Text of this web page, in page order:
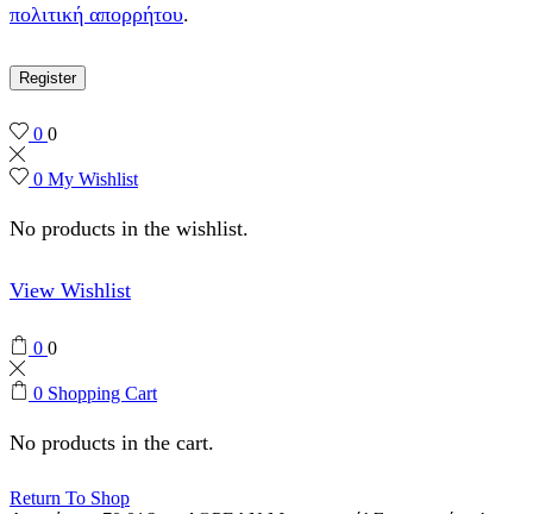
πολιτική απορρήτου.
Register
0 0
0 My Wishlist
No products in the wishlist.
View Wishlist
0 0
0 Shopping Cart
No products in the cart.
Return To Shop